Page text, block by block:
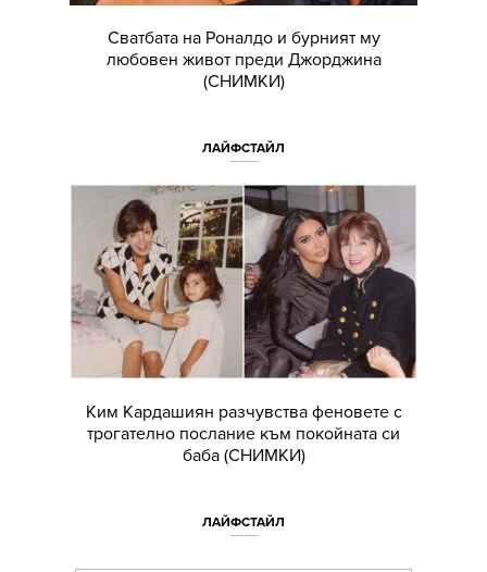
Сватбата на Роналдо и бурният му
любовен живот преди Джорджина
(СНИМКИ)
ЛАЙФСТАЙЛ
Ким Кардашиян разчувства феновете с
трогателно послание към покойната си
баба (СНИМКИ)
ЛАЙФСТАЙЛ